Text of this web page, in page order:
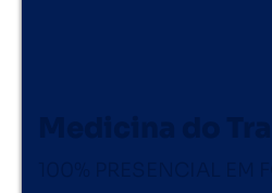
100% PRESENCIAL EM